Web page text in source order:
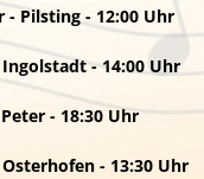
- Pilsting - 12:00 Uhr
- 14:00 Uhr
- 18:30 Uhr
- 13:30 Uhr